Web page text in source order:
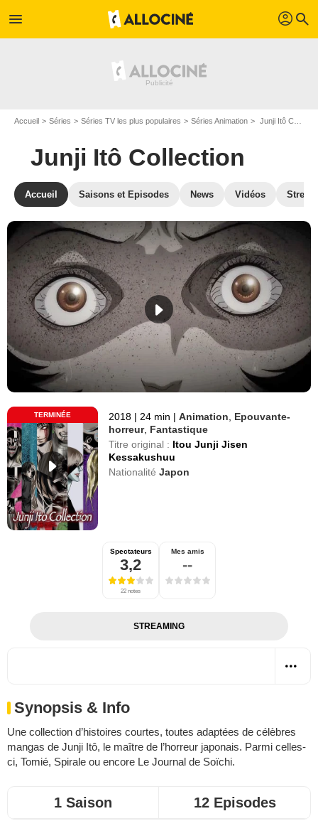
menu profil search
Accueil Séries Séries TV les plus populaires Séries Animation Junji Itô Collection
Junji Itô Collection
Accueil Saisons et Episodes News Vidéos
TERMINÉE 2018 | 24 min | Animation
Epouvante-
horreur, Fantastique
Titre original : Itou Junji Jisen
Kessakushuu
Nationalité Japon
Spectateurs
3,2
22 notes
Mes amis
--
STREAMING
Synopsis & Info
Une collection d’histoires courtes, toutes adaptées de célèbres
mangas de Junji Itô, le maître de l’horreur japonais. Parmi celles-
ci, Tomié, Spirale ou encore Le Journal de Soïchi.
1 Saison 12 Episodes